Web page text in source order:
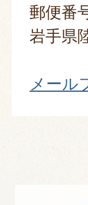
郵便番
岩手県
メール